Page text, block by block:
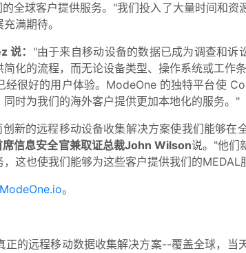
全球客户提供服务。"我们投入了大量时间和
满期待。
说： "由于来自移动设备的数据已成为调查和
化的流程，而无论设备类型、操作系统或工作
很好的用户体验。ModeOne 的独特平台使
时为我们的海外客户提供更加本地化的服务。"
的远程移动设备收集解决方案使我们能够在
信息安全官兼取证总裁John Wilson说。"他们
这也使我们能够为这些客户提供我们的MEDAL
ModeOne.io。
的远程移动数据收集解决方案--覆盖全球，当